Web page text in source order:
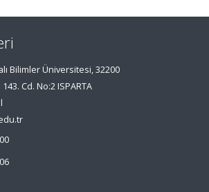
Bilimler Üniversitesi, 32200
Cd. No:2 ISPARTA